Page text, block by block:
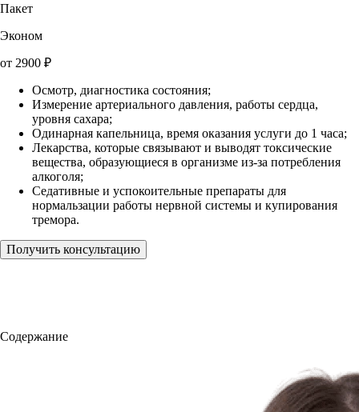
Пакет
Эконом
от 2900 ₽
Осмотр, диагностика состояния;
Измерение артериального давления, работы сердца,
уровня сахара;
Одинарная капельница, время оказания услуги до 1 часа;
Лекарства, которые связывают и выводят токсические
вещества, образующиеся в организме из-за потребления
алкоголя;
Седативные и успокоительные препараты для
нормальзации работы нервной системы и купирования
тремора.
Получить консультацию
Содержание